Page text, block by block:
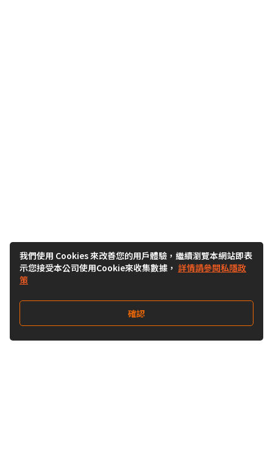
我們使用 Cookies 來改善您的用戶體驗，繼續瀏覽本網站即表
示您接受本公司使用Cookie來收集數據， 詳情請參閱私隱政
策
確認